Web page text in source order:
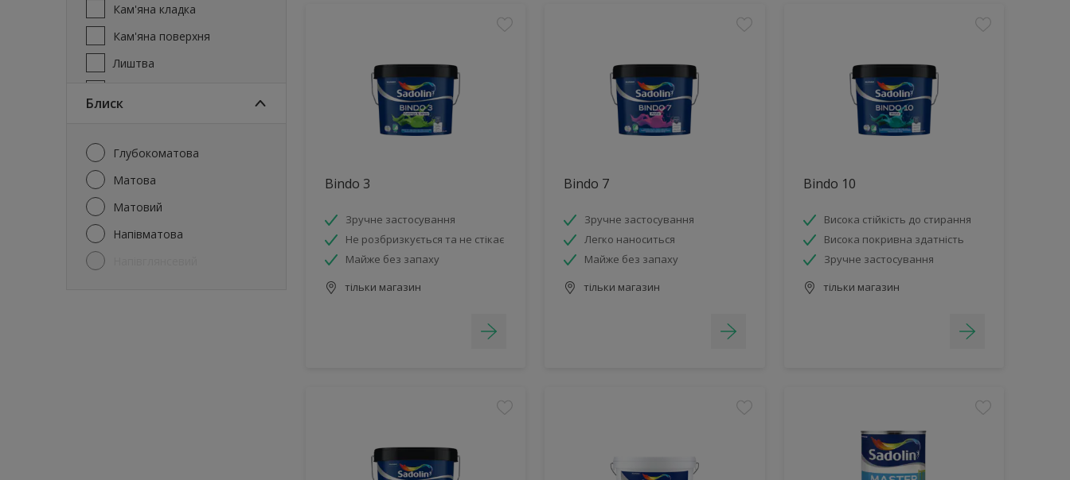
Кам'яна кладка
Кам'яна поверхня
Лиштва
блиск
Глубокоматова
Матова
Матовий
Напівматова
Bindo 3
Зручне застосування
Не розбризкується та не стікає
Майже без запаху
тільки магазин
Bindo 7
Зручне застосування
Легко наноситься
Майже без запаху
тільки магазин
Bindo 10
Висока стійкість до стирання
Висока покривна здатність
Зручне застосування
тільки магазин